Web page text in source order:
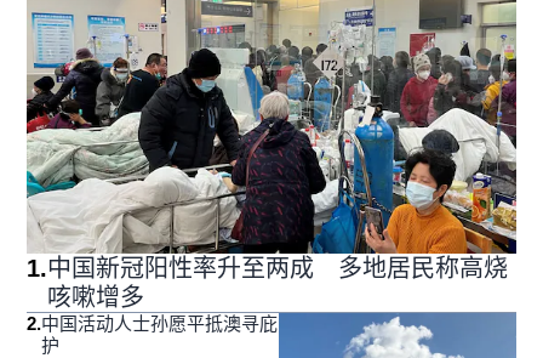
1.中国新冠阳性率升至两成 多地居民称高烧
咳嗽增多
2.中国活动人士孙愿平抵澳寻庇
护